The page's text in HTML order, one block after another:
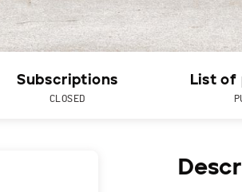
Subscriptions
CLOSED
List of